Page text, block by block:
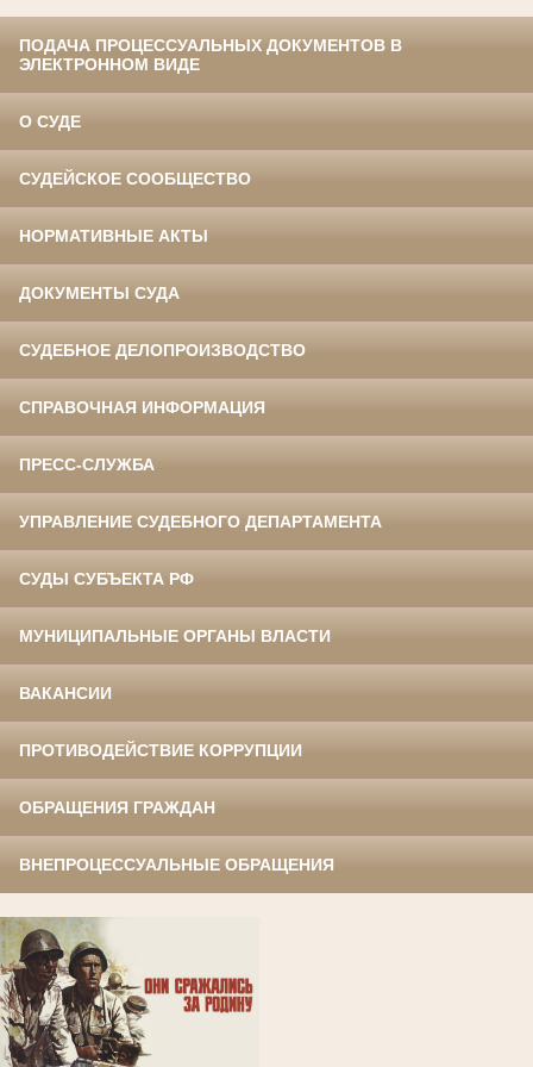
ПОДАЧА ПРОЦЕССУАЛЬНЫХ ДОКУМЕНТОВ В
ЭЛЕКТРОННОМ ВИДЕ
О СУДЕ
СУДЕЙСКОЕ СООБЩЕСТВО
НОРМАТИВНЫЕ АКТЫ
ДОКУМЕНТЫ СУДА
СУДЕБНОЕ ДЕЛОПРОИЗВОДСТВО
СПРАВОЧНАЯ ИНФОРМАЦИЯ
ПРЕСС-СЛУЖБА
УПРАВЛЕНИЕ СУДЕБНОГО ДЕПАРТАМЕНТА
СУДЫ СУБЪЕКТА РФ
МУНИЦИПАЛЬНЫЕ ОРГАНЫ ВЛАСТИ
ВАКАНСИИ
ПРОТИВОДЕЙСТВИЕ КОРРУПЦИИ
ОБРАЩЕНИЯ ГРАЖДАН
ВНЕПРОЦЕССУАЛЬНЫЕ ОБРАЩЕНИЯ